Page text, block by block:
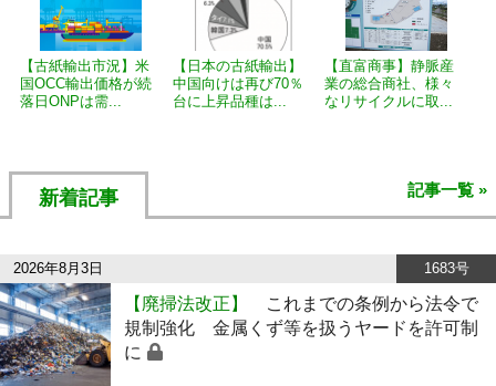
【古紙輸出市況】米
国OCC輸出価格が続
落日ONPは需...
【日本の古紙輸出】
中国向けは再び70％
台に上昇品種は...
【直富商事】静脈産
業の総合商社、様々
なリサイクルに取...
新着記事 記事一覧 »
2026年8月3日 1683号
【廃掃法改正】
これまでの条例から法令で
規制強化 金属くず等を扱うヤードを許可制
に